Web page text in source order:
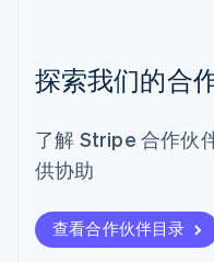
探索我们的合
了解 Stripe 合作伙
供协助
查看合作伙伴目录
葡萄牙
PortuguêsEnglish
日本語English
瑞典
Svenska
DeutschFrançais
塞浦路斯